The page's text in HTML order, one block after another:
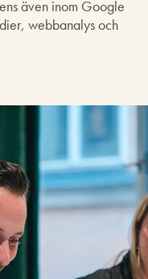
även inom Google
webbanalys och